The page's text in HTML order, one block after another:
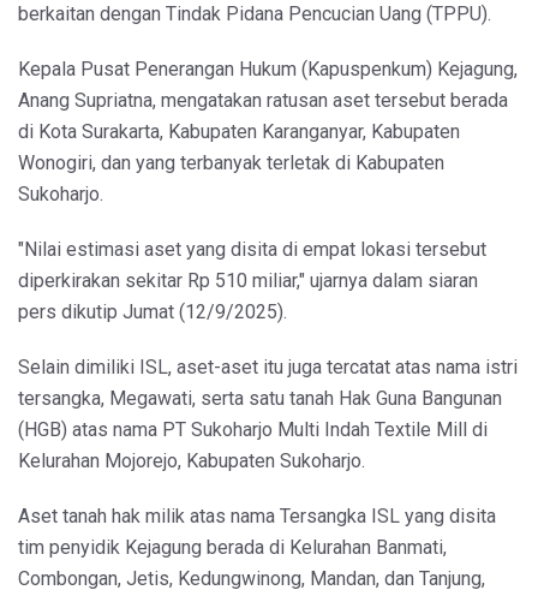
berkaitan dengan Tindak Pidana Pencucian Uang (TPPU).
Kepala Pusat Penerangan Hukum (Kapuspenkum) Kejagung,
Anang Supriatna, mengatakan ratusan aset tersebut berada
di Kota Surakarta, Kabupaten Karanganyar, Kabupaten
Wonogiri, dan yang terbanyak terletak di Kabupaten
Sukoharjo.
"Nilai estimasi aset yang disita di empat lokasi tersebut
diperkirakan sekitar Rp 510 miliar," ujarnya dalam siaran
pers dikutip Jumat (12/9/2025).
Selain dimiliki ISL, aset-aset itu juga tercatat atas nama istri
tersangka, Megawati, serta satu tanah Hak Guna Bangunan
(HGB) atas nama PT Sukoharjo Multi Indah Textile Mill di
Kelurahan Mojorejo, Kabupaten Sukoharjo.
Aset tanah hak milik atas nama Tersangka ISL yang disita
tim penyidik Kejagung berada di Kelurahan Banmati,
Combongan, Jetis, Kedungwinong, Mandan, dan Tanjung,